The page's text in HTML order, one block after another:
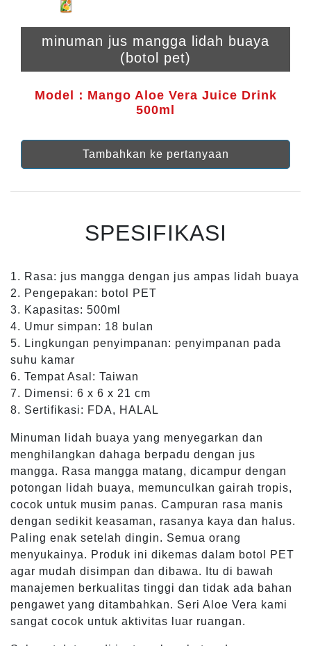
minuman jus mangga lidah buaya
(botol pet)
Model：Mango Aloe Vera Juice Drink
500ml
Tambahkan ke pertanyaan
SPESIFIKASI
1. Rasa: jus mangga dengan jus ampas lidah buaya
2. Pengepakan: botol PET
3. Kapasitas: 500ml
4. Umur simpan: 18 bulan
5. Lingkungan penyimpanan: penyimpanan pada
suhu kamar
6. Tempat Asal: Taiwan
7. Dimensi: 6 x 6 x 21 cm
8. Sertifikasi: FDA, HALAL
Minuman lidah buaya yang menyegarkan dan
menghilangkan dahaga berpadu dengan jus
mangga. Rasa mangga matang, dicampur dengan
potongan lidah buaya, memunculkan gairah tropis,
cocok untuk musim panas. Campuran rasa manis
dengan sedikit keasaman, rasanya kaya dan halus.
Paling enak setelah dingin. Semua orang
menyukainya. Produk ini dikemas dalam botol PET
agar mudah disimpan dan dibawa. Itu di bawah
manajemen berkualitas tinggi dan tidak ada bahan
pengawet yang ditambahkan. Seri Aloe Vera kami
sangat cocok untuk aktivitas luar ruangan.